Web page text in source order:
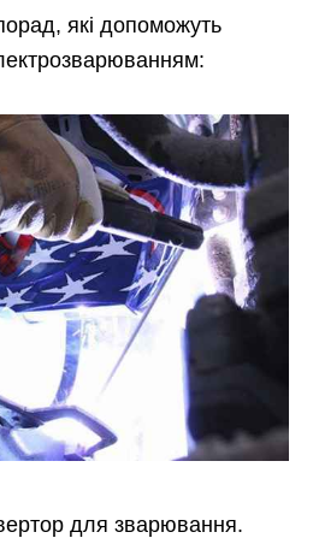
які допоможуть
для зварювання.